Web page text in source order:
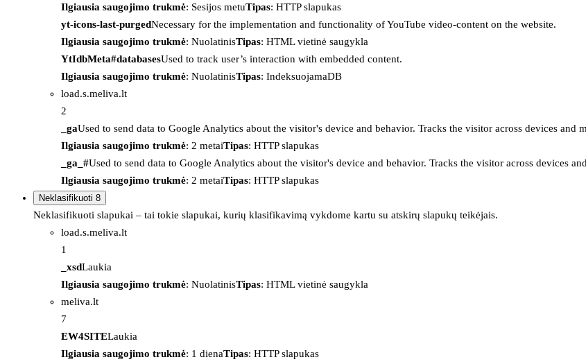
Ilgiausia saugojimo trukmė: Sesijos metuTipas: HTTP slapukas
yt-icons-last-purgedNecessary for the implementation and functionality of YouTube video-content on the website.
Ilgiausia saugojimo trukmė: NuolatinisTipas: HTML vietinė saugykla
YtIdbMeta#databasesUsed to track user’s interaction with embedded content.
Ilgiausia saugojimo trukmė: NuolatinisTipas: IndeksuojamaDB
load.s.meliva.lt
2
_gaUsed to send data to Google Analytics about the visitor's device and behavior. Tracks the visitor across devices and
Ilgiausia saugojimo trukmė: 2 metaiTipas: HTTP slapukas
_ga_#Used to send data to Google Analytics about the visitor's device and behavior. Tracks the visitor across devices
Ilgiausia saugojimo trukmė: 2 metaiTipas: HTTP slapukas
Neklasifikuoti 8
Neklasifikuoti slapukai – tai tokie slapukai, kurių klasifikavimą vykdome kartu su atskirų slapukų teikėjais.
load.s.meliva.lt
1
_xsdLaukia
Ilgiausia saugojimo trukmė: NuolatinisTipas: HTML vietinė saugykla
meliva.lt
7
EW4SITELaukia
Ilgiausia saugojimo trukmė: 1 dienaTipas: HTTP slapukas